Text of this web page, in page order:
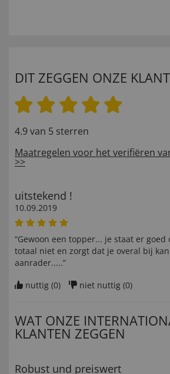
DIT ZEGGEN ONZE
4.9 van 5 sterren
Maatregelen voor het verifiëren
>>
uitstekend !
10.09.2019
“Gewoon een topper... je staat er goed
totaal niet en zorgt dat je overal bij
aanrader.....”
nuttig (0) niet nuttig (0)
WAT ONZE
KLANTEN ZEGGEN
Robust und preiswert